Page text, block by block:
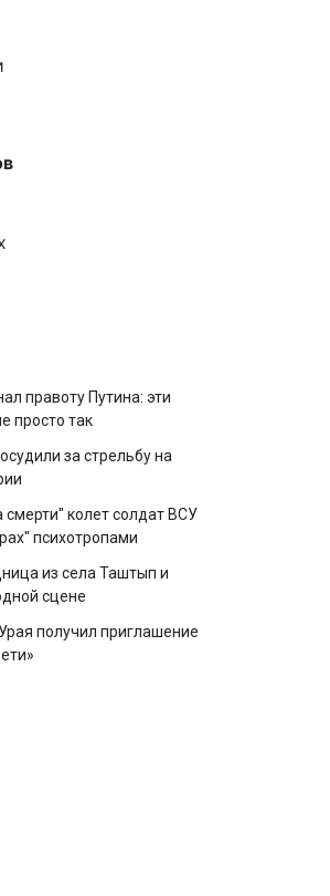
правоту Путина: эти
просто так
за стрельбу на
смерти" колет солдат ВСУ
психотропами
из села Таштып и
сцене
получил приглашение